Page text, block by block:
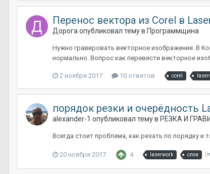
Перенос вектора из Corel в
Дорога опубликовал тему в Программщина
Нужно гравировать векторное изображение. В
нормально. Вопрос как перевести векторное
2 ноября 2017 10 ответов corel
порядок резки и очерёдность
alexander-1 опубликовал тему в РЕЗКА И
Всегда стоит проблема, как резать по порядку
20 ноября 2017 4 laserwork слои